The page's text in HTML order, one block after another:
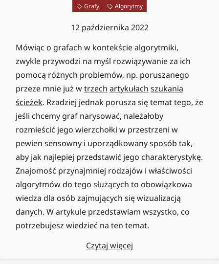
Grafy Algorytmy
12 października 2022
Mówiąc o grafach w kontekście algorytmiki,
zwykle przywodzi na myśl rozwiązywanie za ich
pomocą różnych problemów, np. poruszanego
przeze mnie już wtrzech artykułach szukania
ścieżek. Rzadziej jednak porusza się temat tego, że
jeśli chcemy graf narysować, należałoby
rozmieścić jego wierzchołki w przestrzeni w
pewien sensowny i uporządkowany sposób tak,
aby jak najlepiej przedstawić jego charakterystykę.
Znajomość przynajmniej rodzajów i właściwości
algorytmów do tego służących to obowiązkowa
wiedza dla osób zajmujących się wizualizacją
danych. W artykule przedstawiam wszystko, co
potrzebujesz wiedzieć na ten temat.
Czytaj więcej